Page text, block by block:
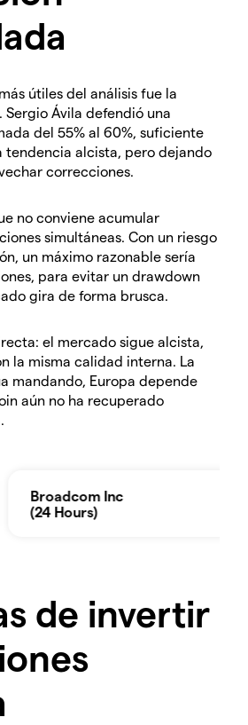
útiles del análisis fue la
Ávila defendió una
del 55% al 60%, suficiente
tendencia alcista, pero dejando
correcciones.
no conviene acumular
simultáneas. Con un riesgo
un máximo razonable sería
para evitar un drawdown
gira de forma brusca.
el mercado sigue alcista,
la misma calidad interna. La
mandando, Europa depende
aún no ha recuperado
de invertir